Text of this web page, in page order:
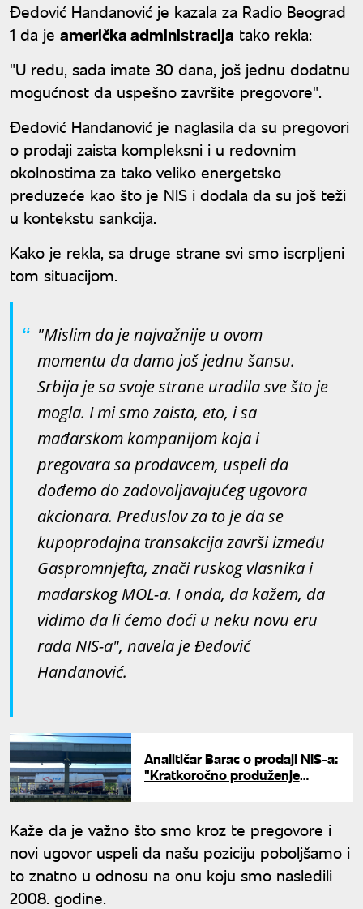
Đedović Handanović je kazala za Radio Beograd
1 da je američka administracija tako rekla:
"U redu, sada imate 30 dana, još jednu dodatnu
mogućnost da uspešno završite pregovore".
Đedović Handanović je naglasila da su pregovori
o prodaji zaista kompleksni i u redovnim
okolnostima za tako veliko energetsko
preduzeće kao što je NIS i dodala da su još teži
u kontekstu sankcija.
Kako je rekla, sa druge strane svi smo iscrpljeni
tom situacijom.
"Mislim da je najvažnije u ovom
momentu da damo još jednu šansu.
Srbija je sa svoje strane uradila sve što je
mogla. I mi smo zaista, eto, i sa
mađarskom kompanijom koja i
pregovara sa prodavcem, uspeli da
dođemo do zadovoljavajućeg ugovora
akcionara. Preduslov za to je da se
kupoprodajna transakcija završi između
Gaspromnjefta, znači ruskog vlasnika i
mađarskog MOL-a. I onda, da kažem, da
vidimo da li ćemo doći u neku novu eru
rada NIS-a", navela je Đedović
Handanović.
Analitičar Barac o prodaji NIS-a:
"Kratkoročno produženje
Kaže da je važno što smo kroz te pregovore i
novi ugovor uspeli da našu poziciju poboljšamo i
to znatno u odnosu na onu koju smo nasledili
2008. godine.